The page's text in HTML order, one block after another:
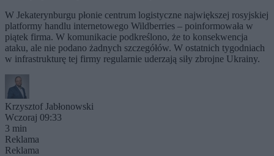
W Jekaterynburgu płonie centrum logistyczne największej rosyjskiej
platformy handlu internetowego Wildberries – poinformowała w
piątek firma. W komunikacie podkreślono, że to konsekwencja
ataku, ale nie podano żadnych szczegółów. W ostatnich tygodniach
w infrastrukturę tej firmy regularnie uderzają siły zbrojne Ukrainy.
Krzysztof Jabłonowski
Wczoraj 09:33
3 min
Reklama
Reklama